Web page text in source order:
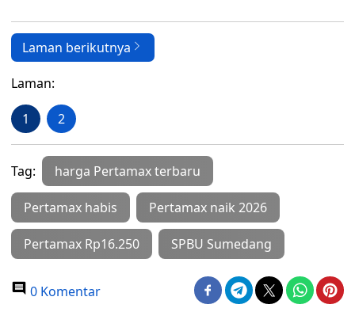
Laman berikutnya
Laman:
1 2
Tag: harga Pertamax terbaru
Pertamax habis Pertamax naik 2026
Pertamax Rp16.250 SPBU Sumedang
0 Komentar